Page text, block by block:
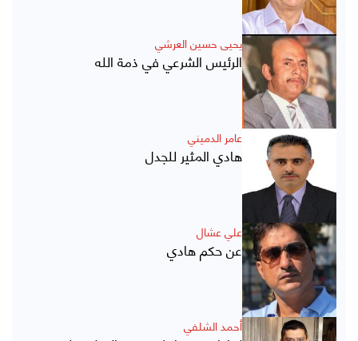
يحيى حسين العرشي
الرئيس الشرعي في ذمة الله
عامر الدميني
هادي المثير للجدل
علي عشال
عن حكم هادي
أحمد الشلفي